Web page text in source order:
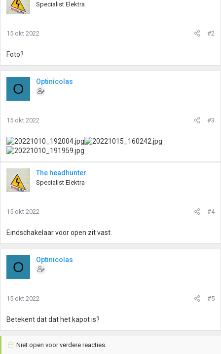
Specialist Elektra
15 okt 2022 #2
Foto?
O Optinicolas
15 okt 2022 #3
The headhunter
Specialist Elektra
15 okt 2022 #4
Eindschakelaar voor open zit vast.
O Optinicolas
15 okt 2022 #5
Betekent dat dat het kapot is?
Niet open voor verdere reacties.